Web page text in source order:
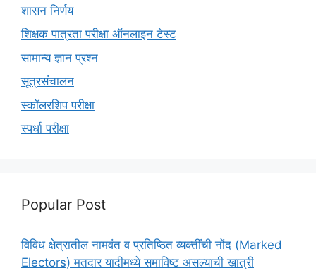
शासन निर्णय
शिक्षक पात्रता परीक्षा ऑनलाइन टेस्ट
सामान्य ज्ञान प्रश्न
सूत्रसंचालन
स्कॉलरशिप परीक्षा
स्पर्धा परीक्षा
Popular Post
विविध क्षेत्रातील नामवंत व प्रतिष्ठित व्यक्तींची नोंद (Marked
Electors) मतदार यादीमध्ये समाविष्ट असल्याची खात्री